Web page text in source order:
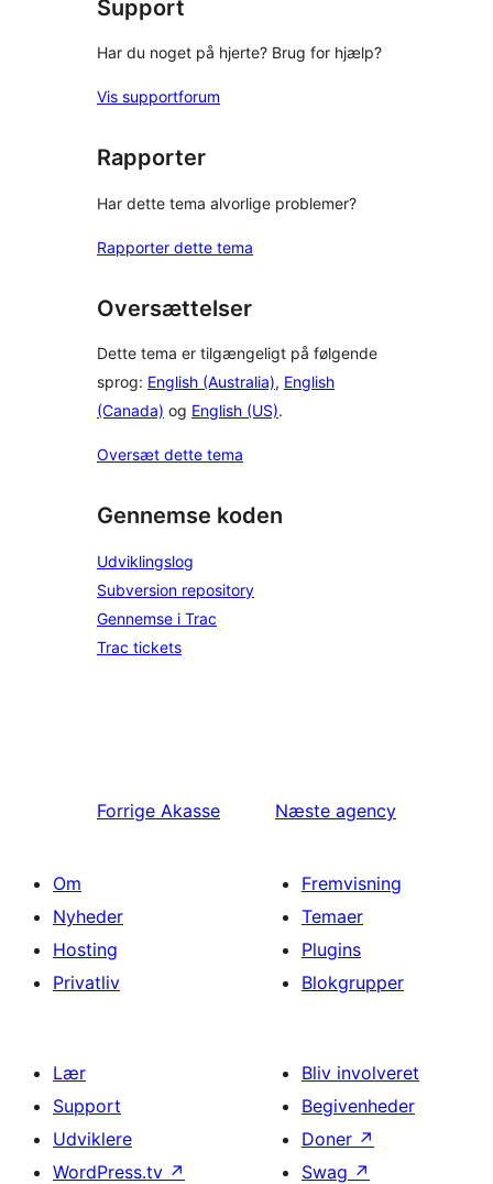
Support
Har du noget på hjerte? Brug for hjælp?
Vis supportforum
Rapporter
Har dette tema alvorlige problemer?
Rapporter dette tema
Oversættelser
Dette tema er tilgængeligt på følgende
sprog: English (Australia), English
(Canada) og English (US).
Oversæt dette tema
Gennemse koden
Udviklingslog
Subversion repository
Gennemse i Trac
Trac tickets
Forrige Akasse Næste agency
Om
Nyheder
Hosting
Privatliv
Fremvisning
Temaer
Plugins
Blokgrupper
Lær
Support
Udviklere
WordPress.tv ↗
Bliv involveret
Begivenheder
Doner ↗
Swag ↗